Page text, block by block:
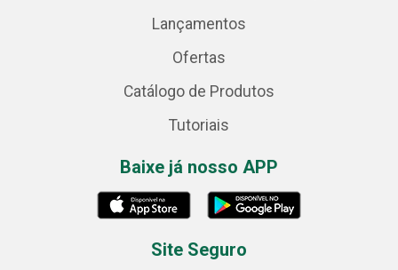
Lançamentos
Ofertas
Catálogo de Produtos
Tutoriais
Baixe já nosso APP
Site Seguro